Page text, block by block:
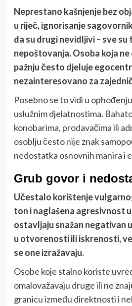
Neprestano kašnjenje bez
u riječ, ignorisanje
da su drugi nevidljivi – sve su
nepoštovanja. Osoba koja
pažnju često djeluje
nezainteresovano za
Posebno se to vidi u
uslužnim djelatnostima.
konobarima, prodavačima ili
osoblju često nije znak
nedostatka osnovnih manira i
Grub govor i
Učestalo korištenje
ton i naglašena agresivnost
ostavljaju snažan negativan
u otvorenosti ili iskrenosti,
se one izražavaju.
Osobe koje stalno koriste
omalovažavaju druge ili ne
granicu između direktnosti i